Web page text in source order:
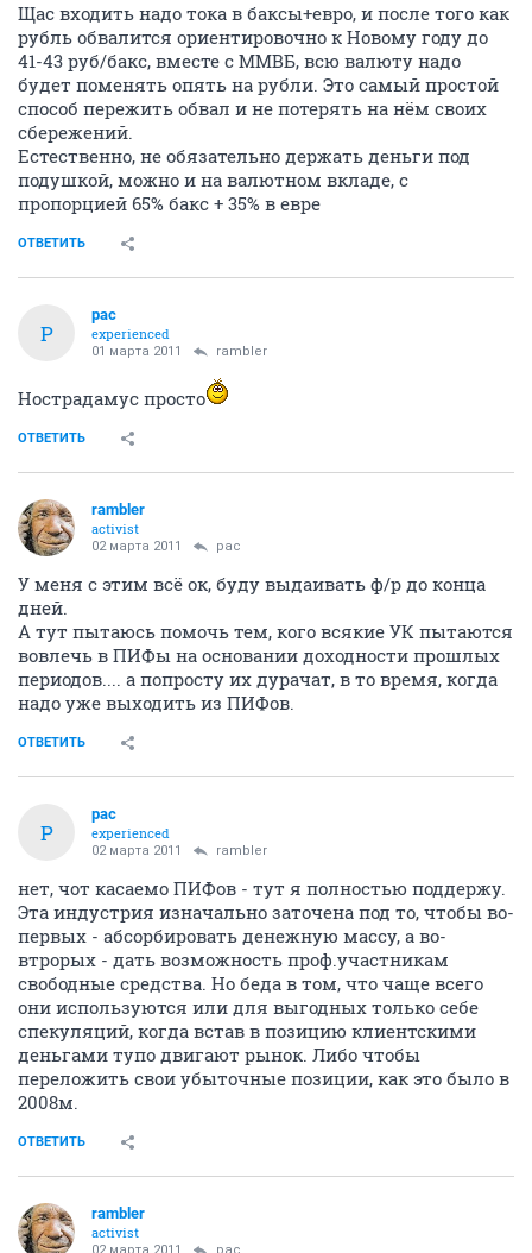
Щас входить надо тока в баксы+евро, и после того как
рубль обвалится ориентировочно к Новому году до
41-43 руб/бакс, вместе с ММВБ, всю валюту надо
будет поменять опять на рубли. Это самый простой
способ пережить обвал и не потерять на нём своих
сбережений.
Естественно, не обязательно держать деньги под
подушкой, можно и на валютном вкладе, с
пропорцией 65% бакс + 35% в евре
ОТВЕТИТЬ
P
pac
experienced
01 марта 2011 rambler
Нострадамус просто
ОТВЕТИТЬ
rambler
activist
02 марта 2011 pac
У меня с этим всё ок, буду выдаивать ф/р до конца
дней.
А тут пытаюсь помочь тем, кого всякие УК пытаются
вовлечь в ПИФы на основании доходности прошлых
периодов.... а попросту их дурачат, в то время, когда
надо уже выходить из ПИФов.
ОТВЕТИТЬ
P
pac
experienced
02 марта 2011 rambler
нет, чот касаемо ПИФов - тут я полностью поддержу.
Эта индустрия изначально заточена под то, чтобы во-
первых - абсорбировать денежную массу, а во-
втрорых - дать возможность проф.участникам
свободные средства. Но беда в том, что чаще всего
они используются или для выгодных только себе
спекуляций, когда встав в позицию клиентскими
деньгами тупо двигают рынок. Либо чтобы
переложить свои убыточные позиции, как это было в
2008м.
ОТВЕТИТЬ
rambler
activist